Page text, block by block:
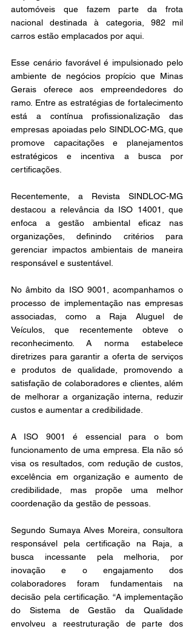
automóveis que fazem parte da frota
nacional destinada à categoria, 982 mil
carros estão emplacados por aqui.
Esse cenário favorável é impulsionado pelo
ambiente de negócios propício que Minas
Gerais oferece aos empreendedores do
ramo. Entre as estratégias de fortalecimento
está a contínua profissionalização das
empresas apoiadas pelo SINDLOC-MG, que
promove capacitações e planejamentos
estratégicos e incentiva a busca por
certificações.
Recentemente, a Revista SINDLOC-MG
destacou a relevância da ISO 14001, que
enfoca a gestão ambiental eficaz nas
organizações, definindo critérios para
gerenciar impactos ambientais de maneira
responsável e sustentável.
No âmbito da ISO 9001, acompanhamos o
processo de implementação nas empresas
associadas, como a Raja Aluguel de
Veículos, que recentemente obteve o
reconhecimento. A norma estabelece
diretrizes para garantir a oferta de serviços
e produtos de qualidade, promovendo a
satisfação de colaboradores e clientes, além
de melhorar a organização interna, reduzir
custos e aumentar a credibilidade.
A ISO 9001 é essencial para o bom
funcionamento de uma empresa. Ela não só
visa os resultados, com redução de custos,
excelência em organização e aumento de
credibilidade, mas propõe uma melhor
coordenação da gestão de pessoas.
Segundo Sumaya Alves Moreira, consultora
responsável pela certificação na Raja, a
busca incessante pela melhoria, por
inovação e o engajamento dos
colaboradores foram fundamentais na
decisão pela certificação. “A implementação
do Sistema de Gestão da Qualidade
envolveu a reestruturação de parte dos